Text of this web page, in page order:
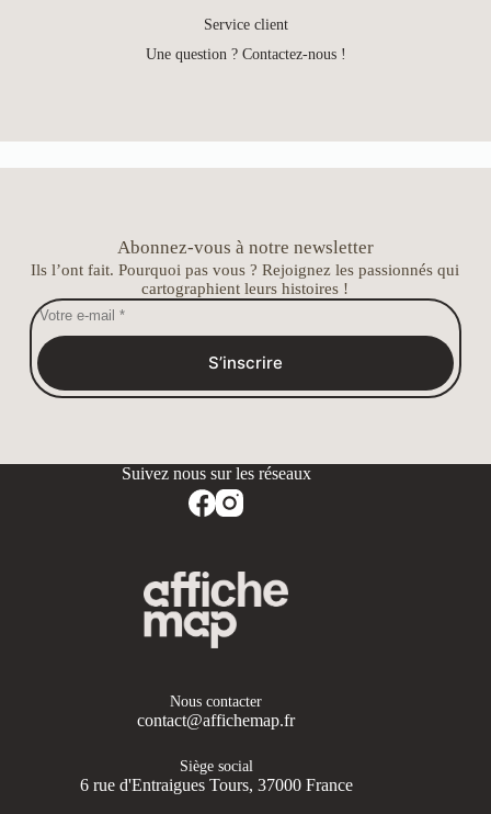
Service client
Une question ? Contactez-nous !
Abonnez-vous à notre newsletter
Ils l’ont fait. Pourquoi pas vous ? Rejoignez les passionnés qui
cartographient leurs histoires !
S’inscrire
Nous contacter
contact@affichemap.fr
Siège social
6 rue d'Entraigues Tours, 37000 France